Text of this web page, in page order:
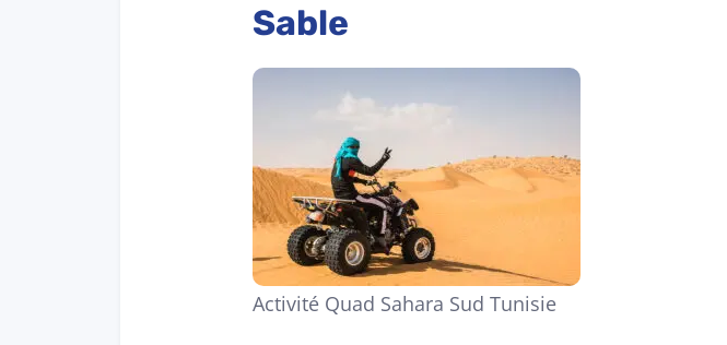
Sable
Activité Quad Sahara Sud Tunisie